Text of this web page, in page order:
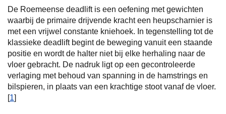
De Roemeense deadlift is een oefening met gewichten
waarbij de primaire drijvende kracht een heupscharnier is
met een vrijwel constante kniehoek. In tegenstelling tot de
klassieke deadlift begint de beweging vanuit een staande
positie en wordt de halter niet bij elke herhaling naar de
vloer gebracht. De nadruk ligt op een gecontroleerde
verlaging met behoud van spanning in de hamstrings en
bilspieren, in plaats van een krachtige stoot vanaf de vloer.
[1]